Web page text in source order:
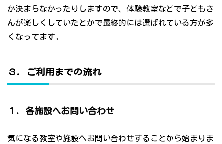
か決まらなかったりしますので、体験教室などで子どもさ
んが楽しくしていたとかで最終的には選ばれている方が多
くなってます。
３．ご利用までの流れ
１．各施設へお問い合わせ
気になる教室や施設へお問い合わせすることから始まりま